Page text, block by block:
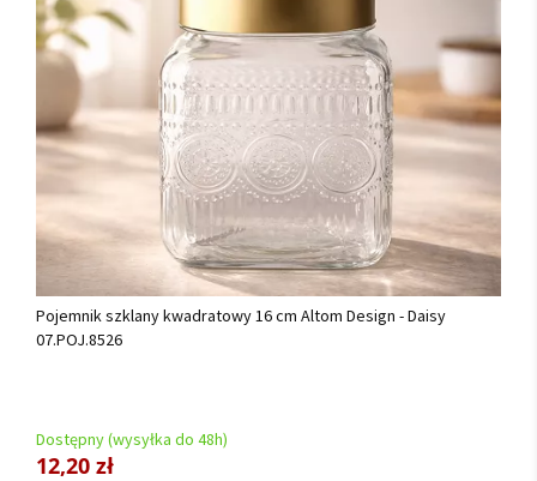
Pojemnik szklany kwadratowy 16 cm Altom Design - Daisy
07.POJ.8526
Dostępny (wysyłka do 48h)
12,20 zł